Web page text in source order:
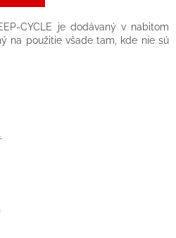
CYCLE je dodávaný v nabitom
na použitie všade tam, kde nie sú